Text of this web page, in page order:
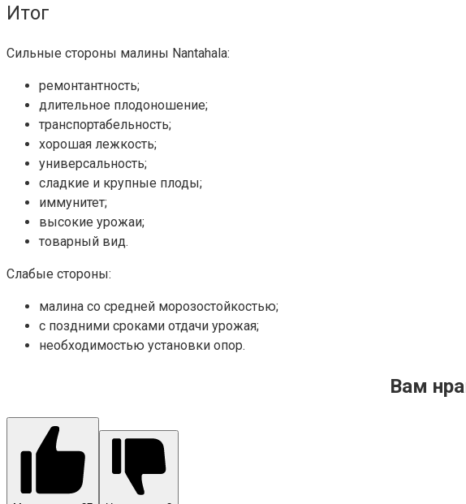
Итог
Сильные стороны малины Nantahala:
ремонтантность;
длительное плодоношение;
транспортабельность;
хорошая лежкость;
универсальность;
сладкие и крупные плоды;
иммунитет;
высокие урожаи;
товарный вид.
Слабые стороны:
малина со средней морозостойкостью;
с поздними сроками отдачи урожая;
необходимостью установки опор.
Вам